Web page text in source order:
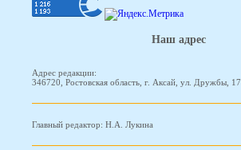
Наш адрес
Адрес редакции:
346720, Ростовская область, г. Аксай, ул. Дружбы, 17
Главный редактор: Н.А. Лукина